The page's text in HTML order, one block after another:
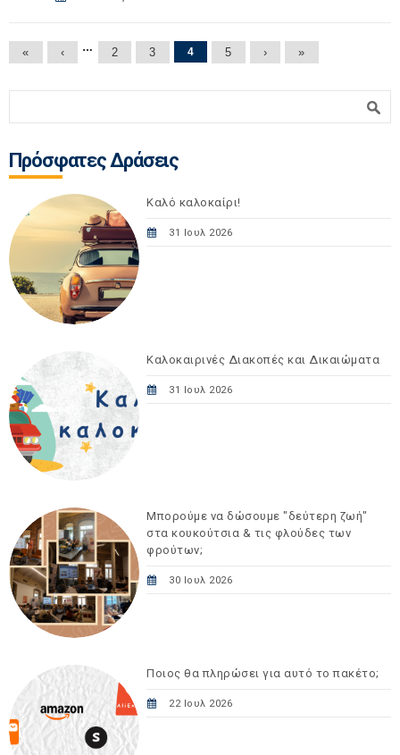
Σελίδες
« ‹ … 2 3 4 5 › »
Πρόσφατες Δράσεις
Καλό καλοκαίρι!
31 Ιουλ 2026
Καλοκαιρινές Διακοπές και Δικαιώματα
31 Ιουλ 2026
Μπορούμε να δώσουμε "δεύτερη ζωή"
στα κουκούτσια & τις φλούδες των
φρούτων;
30 Ιουλ 2026
Ποιος θα πληρώσει για αυτό το πακέτο;
22 Ιουλ 2026